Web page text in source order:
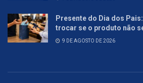
Presente do Dia dos
trocar se o produto não
9 DE AGOSTO DE 2026